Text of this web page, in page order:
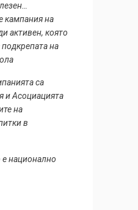
кампания на
активен, която
на
са
и Асоциацията
на
в
национално